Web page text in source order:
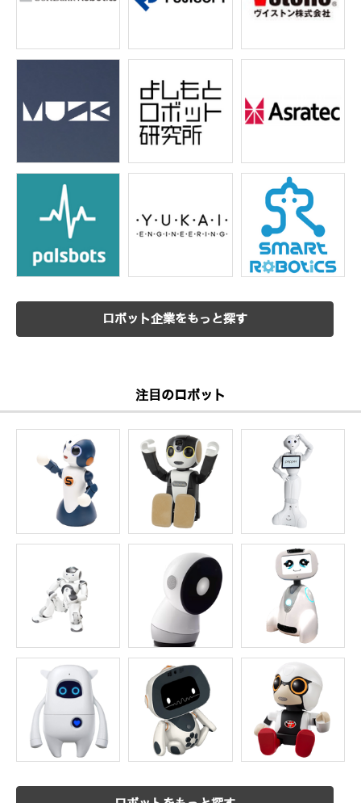
ロボット企業をもっと探す
注目のロボット